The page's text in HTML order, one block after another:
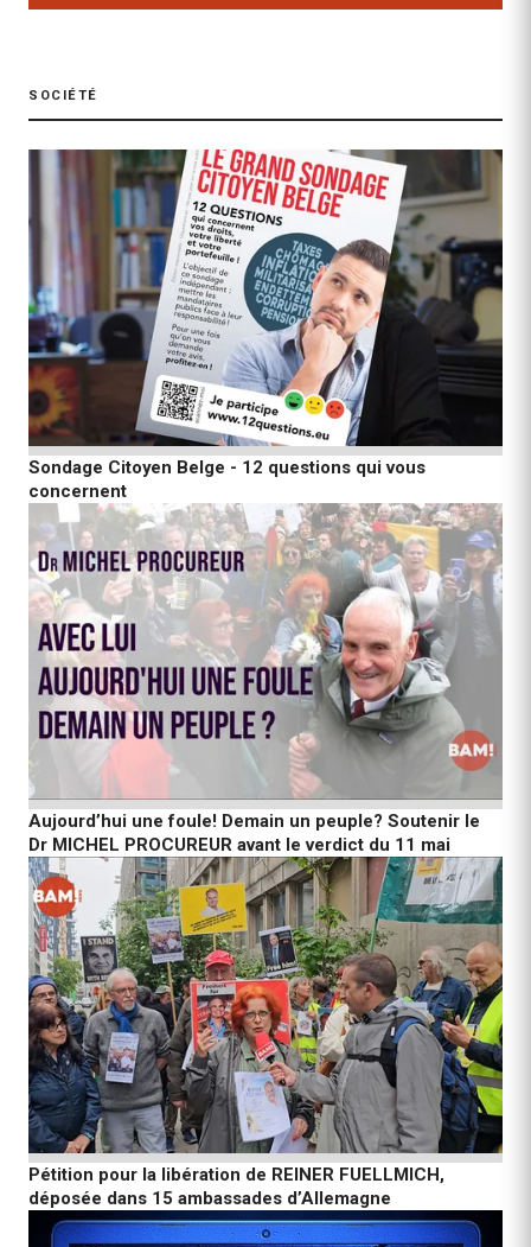
SOCIÉTÉ
Sondage Citoyen Belge - 12 questions qui vous
concernent
Aujourd’hui une foule! Demain un peuple? Soutenir le
Dr MICHEL PROCUREUR avant le verdict du 11 mai
Pétition pour la libération de REINER FUELLMICH,
déposée dans 15 ambassades d’Allemagne